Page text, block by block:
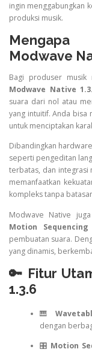
ingin menggabungkan
produksi musik.
Mengapa
Modwave
Bagi produser musik
Modwave Native
suara dari nol atau
yang intuitif. Anda bisa
untuk menciptakan
Dibandingkan
seperti pengeditan
terbatas, dan integrasi
memanfaatkan
kompleks tanpa
Modwave Native
Motion Sequencing
pembuatan suara.
yang dinamis,
🔑 Fitur
1.3.6
🎹
dengan
🎛️ Motion